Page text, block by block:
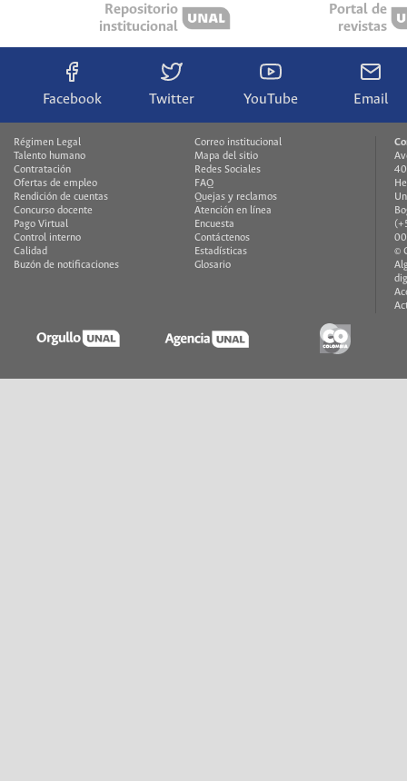
Repositorio
institucional
Portal de
revistas
Facebook Twitter YouTube Email
Régimen Legal
Talento humano
Contratación
Ofertas de empleo
Rendición de cuentas
Concurso docente
Pago Virtual
Control interno
Calidad
Buzón de notificaciones
Correo institucional
Mapa del sitio
Redes Sociales
FAQ
Quejas y reclamos
Atención en línea
Encuesta
Contáctenos
Estadísticas
Glosario
©